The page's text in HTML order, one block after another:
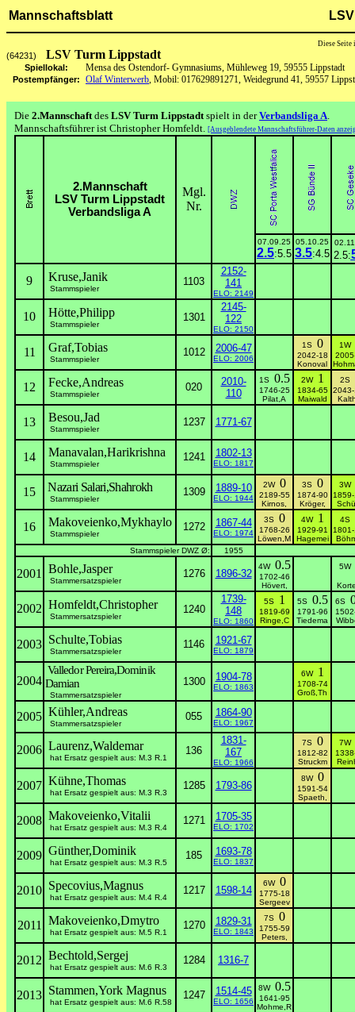
Mannschaftsblatt
Diese Seite
(64231) LSV Turm Lippstadt
Spiellokal: Mensa des Ostendorf- Gymnasiums, Mühleweg 19, 59555 Lippstadt
Postempfänger: Olaf Winterwerb, Mobil: 017629891271, Weidegrund 41, 59557
Die 2.Mannschaftdes LSV Turm Lippstadtspielt in derVerbandsliga A.
Mannschaftsführer ist Christopher Homfeldt. [Ausgeblendete Mannschaftsführer-Daten
2.Mannschaft
LSV Turm Lippstadt
Verbandsliga A
Mgl.
Nr.
07.09.25
2.5:5.5
05.10.25
3.5:4.5 2.5:
9
Kruse,Janik
Stammspieler
1103
2152-
141
ELO: 2149
10 Hötte,Philipp
Stammspieler
1301
2145-
122
ELO: 2150
11 Graf,Tobias
Stammspieler
1012 2006-47
ELO: 2006
1S 0
2042-18
Konoval
1W
12 Fecke,Andreas
Stammspieler
020
2010-
110
1S 0.5
1746-25
Pilat,A
2W 1
1834-65
Maiwald
2S
13 Besou,Jad
Stammspieler
1237 1771-67
14 Manavalan,Harikrishna
Stammspieler
1241 1802-13
ELO: 1817
15 Nazari Salari,Shahrokh
Stammspieler
1309 1889-10
ELO: 1944
2W 0
2189-55
Kirnos,
3S 0
1874-90
Kröger,
3W
16 Makoveienko,Mykhaylo
Stammspieler
1272 1867-44
ELO: 1974
3S 0
1768-26
Löwen,M
4W 1
1929-91
Hagemei
4S
Stammspieler DWZ Ø:
1955
2001 Bohle,Jasper
Stammersatzspieler
1276 1896-32
4W 0.5
1702-46
Hövert,
5W
2002 Homfeldt,Christopher
Stammersatzspieler
1240
1739-
148
ELO: 1860
5S 1
1819-69
Ringe,C
5S 0.5
1791-96
Tiedema
6S
2003 Schulte,Tobias
Stammersatzspieler
1146 1921-67
ELO: 1879
2004
Valledor Pereira,Dominik
Damian
Stammersatzspieler
1300 1904-78
ELO: 1863
6W 1
1708-74
Groß,Th
2005 Kühler,Andreas
Stammersatzspieler
055 1864-90
ELO: 1967
2006 Laurenz,Waldemar
hat Ersatz gespielt aus: M.3 R.1
136
1831-
167
ELO: 1966
7S 0
1812-82
Struckm
7W
2007 Kühne,Thomas
hat Ersatz gespielt aus: M.3 R.3
1285 1793-86
8W 0
1591-54
Spaeth,
2008 Makoveienko,Vitalii
hat Ersatz gespielt aus: M.3 R.4
1271 1705-35
ELO: 1702
2009 Günther,Dominik
hat Ersatz gespielt aus: M.3 R.5
185 1693-78
ELO: 1837
2010 Specovius,Magnus
hat Ersatz gespielt aus: M.4 R.4
1217 1598-14
6W 0
1775-18
Sergeev
2011 Makoveienko,Dmytro
hat Ersatz gespielt aus: M.5 R.1
1270 1829-31
ELO: 1843
7S 0
1755-59
Peters,
2012 Bechtold,Sergej
hat Ersatz gespielt aus: M.6 R.3
1284 1316-7
2013 Stammen,York Magnus
hat Ersatz gespielt aus: M.6 R.58
1247 1514-45
ELO: 1656
8W 0.5
1641-95
Mohme,R